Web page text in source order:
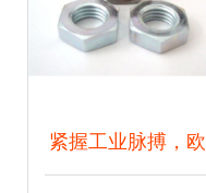
紧握工业脉搏，欧